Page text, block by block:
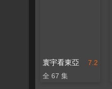
7.2
寰宇看東亞
全 67 集